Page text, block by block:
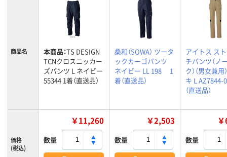
商品名 本商品：TS DESIGN
TCNクロスニッカー
ズパンツ L ネイビー
55344 1着（直送品）
桑和（SOWA） ツータ
ックカーゴパンツ
ネイビー LL 198 1
着（直送品）
アイトス ス
チパンツ（ノ
ク）（男女兼用
キ L AZ7844-
（直送品）
価格
(税込)
￥11,260
数量
￥2,503
数量 数量